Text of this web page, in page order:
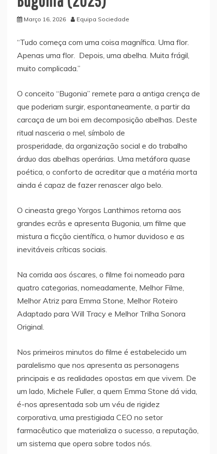
Março 16, 2026 Equipa Sociedade
“Tudo começa com uma coisa magnífica. Uma flor.
Apenas uma flor. Depois, uma abelha. Muita frágil,
muito complicada.”
O conceito “Bugonia” remete para a antiga crença de
que poderiam surgir, espontaneamente, a partir da
carcaça de um boi em decomposição abelhas. Deste
ritual nasceria o mel, símbolo de
prosperidade, da organização social e do trabalho
árduo das abelhas operárias. Uma metáfora quase
poética, o conforto de acreditar que a matéria morta
ainda é capaz de fazer renascer algo belo.
O cineasta grego Yorgos Lanthimos retorna aos
grandes ecrãs e apresenta Bugonia, um filme que
mistura a ficção científica, o humor duvidoso e as
inevitáveis críticas sociais.
Na corrida aos óscares, o filme foi nomeado para
quatro categorias, nomeadamente, Melhor Filme,
Melhor Atriz para Emma Stone, Melhor Roteiro
Adaptado para Will Tracy e Melhor Trilha Sonora
Original.
Nos primeiros minutos do filme é estabelecido um
paralelismo que nos apresenta as personagens
principais e as realidades opostas em que vivem. De
um lado, Michele Fuller, a quem Emma Stone dá vida,
é-nos apresentada sob um véu de rigidez
corporativa, uma prestigiada CEO no setor
farmacêutico que materializa o sucesso, a reputação,
um sistema que opera sobre todos nós.